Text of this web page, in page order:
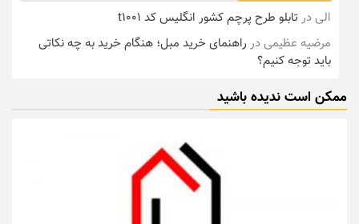
الیدرتابلو طرح پرچم کشور انگلیس کد t1001
مرضیه عظیمیدر راهنمای خرید مبل؛ هنگام خرید به چه نکاتی
باید توجه کنیم؟
ممکن است ندیده باشید